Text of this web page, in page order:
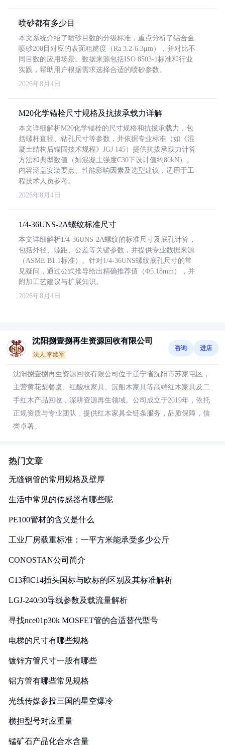
喷砂都有多少目
本文系统介绍了喷砂目数的分级标准，重点分析了铝合金
喷砂200目对应的表面粗糙度（Ra 3.2-6.3μm），并对比不
同目数的应用场景。数据来源包括ISO 8503-1标准和行业
实践，帮助用户根据需求选择合适的喷砂参数。
2026年8月4日
M20化学锚栓尺寸规格及抗拔承载力详解
本文详细解析M20化学锚栓的尺寸规格和抗拔承载力，包
括螺杆直径、钻孔尺寸等参数，并依据专业标准（如《混
凝土结构后锚固技术规程》JGJ 145）提供抗拔承载力计算
方法和典型数值（如混凝土强度C30下设计值约80kN）。
内容涵盖安装要点、性能影响因素及选型建议，适用于工
程技术人员参考。
2026年8月4日
1/4-36UNS-2A螺纹标准尺寸
本文详细解析1/4-36UNS-2A螺纹的标准尺寸及底孔计算，
包括外径、螺距、公差等关键参数，并提供专业数据来源
（ASME B1.1标准）。针对1/4-36UNS螺纹底孔尺寸的常
见疑问，通过公式推导给出精确推荐值（Φ5.18mm），并
附加工艺建议与扩展知识。
2026年8月4日
沈阳捌壹捌再生资源回收有限公司
法人:李续军
咨询 进店
沈阳捌壹捌再生资源回收有限公司位于辽宁省沈阳市苏家屯区，
主营黄花梨餐桌、红酸枝家具、沉船木家具等高端红木家具及二
手红木产品回收，深耕资源再生领域。公司成立于2019年，依托
正规资质与专业团队，提供红木家具全链条服务，品质保障，信
誉卓著。
热门文章
无缝钢管的常用规格及壁厚
生活中常见的传感器有哪些呢
PE100管材的含义是什么
工业厂房载重标准：一平方米能承受多少公斤
CONOSTAN公司简介
C13和C14插头国标与欧标的区别及其标准解析
LGJ-240/30导线参数及载流量解析
寻找nce01p30k MOSFET管的合适替代型号
电梯的尺寸有哪些规格
镀锌方管尺寸一般有哪些
铝方管有哪些常见规格
光线传媒参投三国的星空爆冷
横担型号对应重量
锰矿石产品化合水含量